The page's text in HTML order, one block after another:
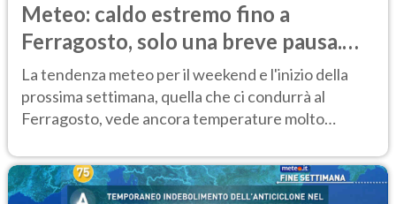
Meteo: caldo estremo fino a
Ferragosto, solo una breve pausa.
Ecco dove
La tendenza meteo per il weekend e l'inizio della
prossima settimana, quella che ci condurrà al
Ferragosto, vede ancora temperature molto